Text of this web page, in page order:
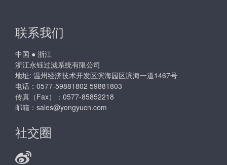
联系我们
中国 ● 浙江
浙江永钰过滤系统有限公司
地址: 温州经济技术开发区滨海园区滨海一道1467号
电话：0577-59881802 59881803
传真（Fax）：0577-85852218
邮箱： sales@yongyucn.com
社交圈